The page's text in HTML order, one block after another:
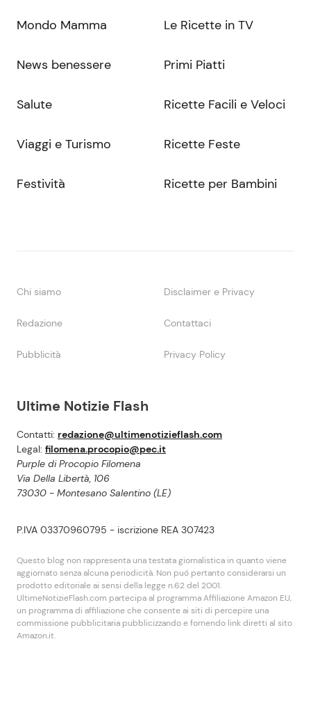
Ultime Notizie Flash
Contatti: redazione@ultimenotizieflash.com
Legal: filomena.procopio@pec.it
Purple di Procopio Filomena
Via Della Libertà, 106
73030 - Montesano Salentino (LE)
P.IVA 03370960795 - iscrizione REA 307423
Questo blog non rappresenta una testata giornalistica in quanto viene
aggiornato senza alcuna periodicità. Non puó pertanto considerarsi un
prodotto editoriale ai sensi della legge n.62 del 2001.
UltimeNotizieFlash.com partecipa al programma Affiliazione Amazon EU,
un programma di affiliazione che consente ai siti di percepire una
commissione pubblicitaria pubblicizzando e fornendo link diretti al sito
Amazon.it.
Mondo Mamma
News benessere
Salute
Viaggi e Turismo
Festività
Le Ricette in TV
Primi Piatti
Ricette Facili e Veloci
Ricette Feste
Ricette per Bambini
Chi siamo Disclaimer e Privacy
Redazione Contattaci
Pubblicità Privacy Policy